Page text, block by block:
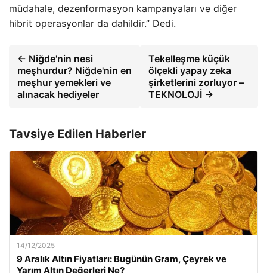
müdahale, dezenformasyon kampanyaları ve diğer
hibrit operasyonlar da dahildir.” Dedi.
← Niğde'nin nesi
meşhurdur? Niğde'nin en
meşhur yemekleri ve
alınacak hediyeler
Tekelleşme küçük
ölçekli yapay zeka
şirketlerini zorluyor –
TEKNOLOJİ →
Tavsiye Edilen Haberler
14/12/2025
9 Aralık Altın Fiyatları: Bugünün Gram, Çeyrek ve
Yarım Altın Değerleri Ne?